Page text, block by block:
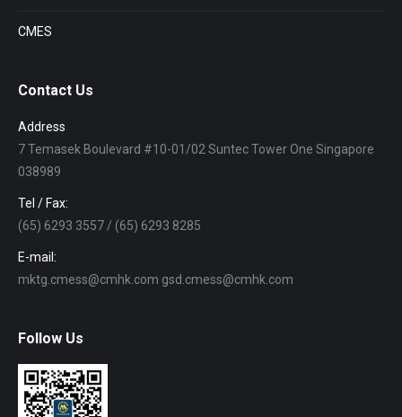
CMES
Contact Us
Address
7 Temasek Boulevard #10-01/02 Suntec Tower One Singapore
038989
Tel / Fax:
(65) 6293 3557 / (65) 6293 8285
E-mail:
mktg.cmess@cmhk.com gsd.cmess@cmhk.com
Follow Us